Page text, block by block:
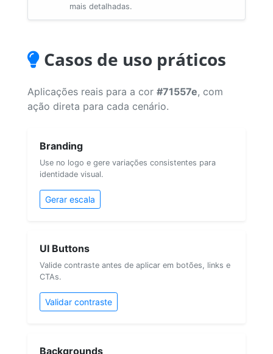
mais detalhadas.
Casos de uso práticos
Aplicações reais para a cor #71557e, com
ação direta para cada cenário.
Branding
Use no logo e gere variações consistentes para
identidade visual.
Gerar escala
UI Buttons
Valide contraste antes de aplicar em botões, links e
CTAs.
Validar contraste
Backgrounds